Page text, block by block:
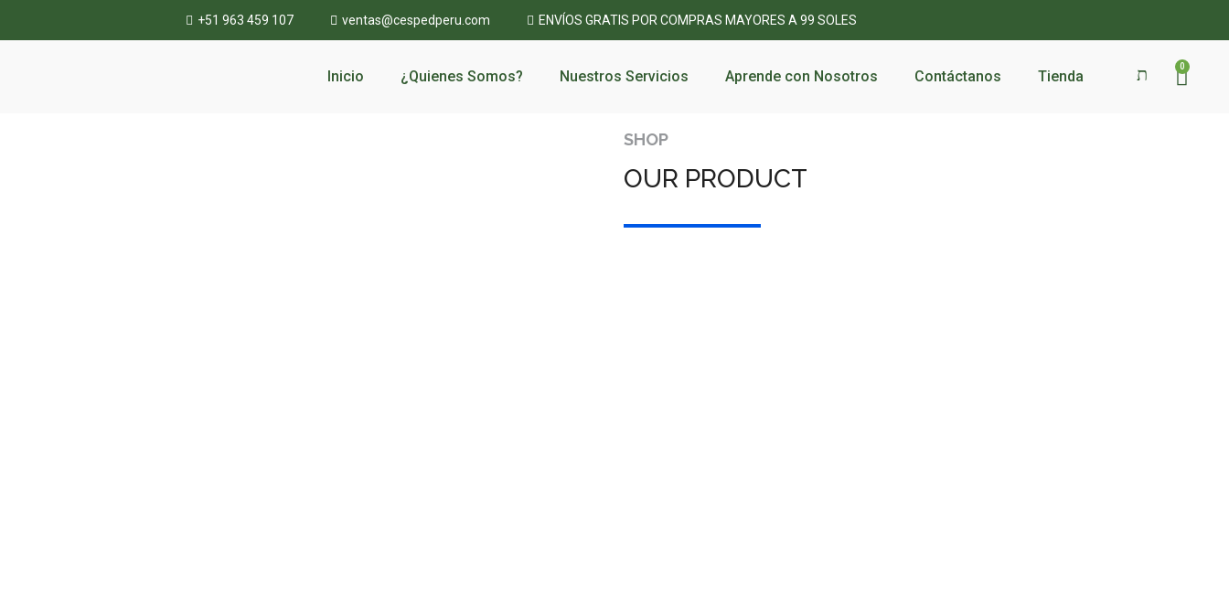
+51 963 459 107 ventas@cespedperu.com ENVÍOS GRATIS POR COMPRAS MAYORES A 99 SOLES
Inicio ¿Quienes Somos? Nuestros Servicios Aprende con Nosotros Contáctanos Tienda
0
SHOP
OUR PRODUCT